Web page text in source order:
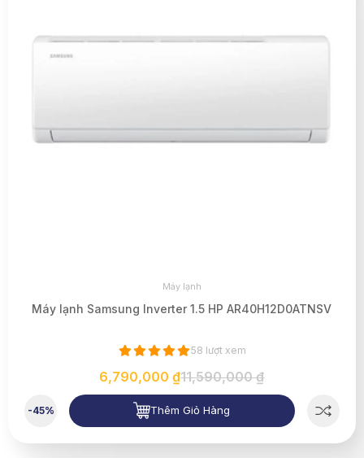
Máy lạnh
Máy lạnh Samsung Inverter 1.5 HP AR40H12D0ATNSV
58 lượt xem
6,790,000 ₫11,590,000 ₫
-45% Thêm Giỏ Hàng